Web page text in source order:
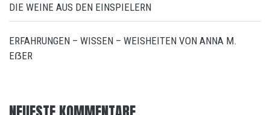
DIE WEINE AUS DEN EINSPIELERN
ERFAHRUNGEN – WISSEN – WEISHEITEN VON ANNA M.
EẞER